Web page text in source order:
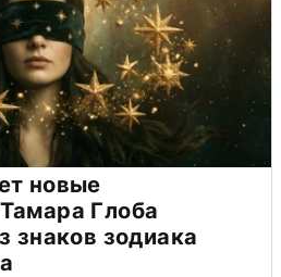
новые
Глоба
знаков зодиака